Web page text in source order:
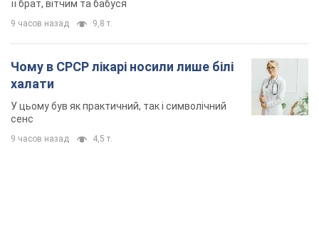
її брат, вітчим та бабуся
9 часов назад 9,8 т.
Чому в СРСР лікарі носили лише білі
халати
У цьому був як практичний, так і символічний
сенс
9 часов назад 4,5 т.